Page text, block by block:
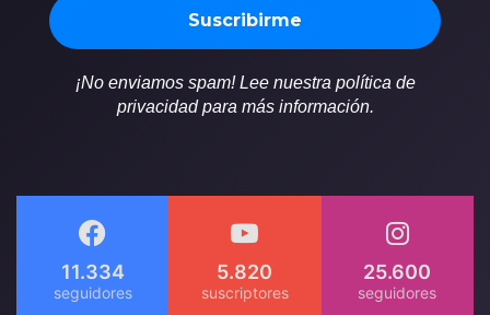
¡No enviamos spam! Lee nuestra política de
privacidad para más información.
11.334 5.820 25.600